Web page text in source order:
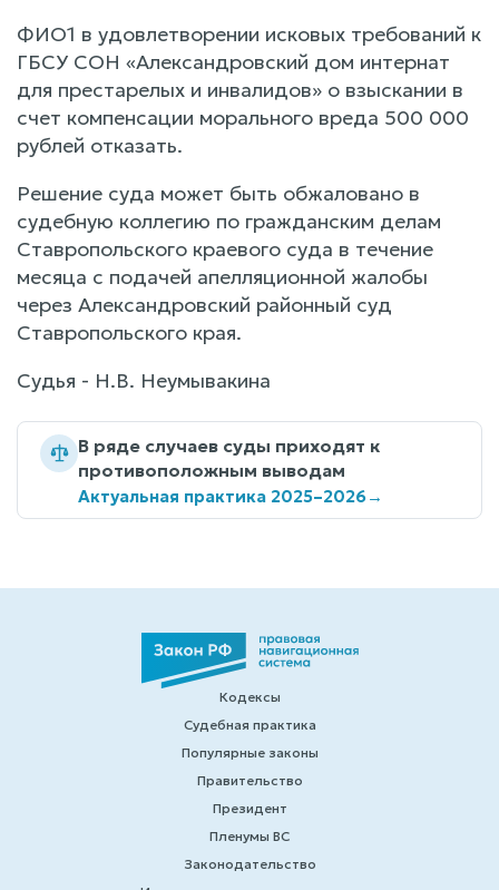
ФИО1 в удовлетворении исковых требований к
ГБСУ СОН «Александровский дом интернат
для престарелых и инвалидов» о взыскании в
счет компенсации морального вреда 500 000
рублей отказать.
Решение суда может быть обжаловано в
судебную коллегию по гражданским делам
Ставропольского краевого суда в течение
месяца с подачей апелляционной жалобы
через Александровский районный суд
Ставропольского края.
Судья - Н.В. Неумывакина
В ряде случаев суды приходят к
противоположным выводам
Актуальная практика 2025–2026→
Кодексы
Судебная практика
Популярные законы
Правительство
Президент
Пленумы ВС
Законодательство